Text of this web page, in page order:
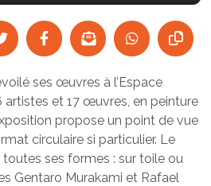
ses œuvres à l’Espace
artistes et 17 œuvres, en peinture
propose un point de vue
circulaire si particulier. Le
ses formes : sur toile ou
Gentaro Murakami et Rafael